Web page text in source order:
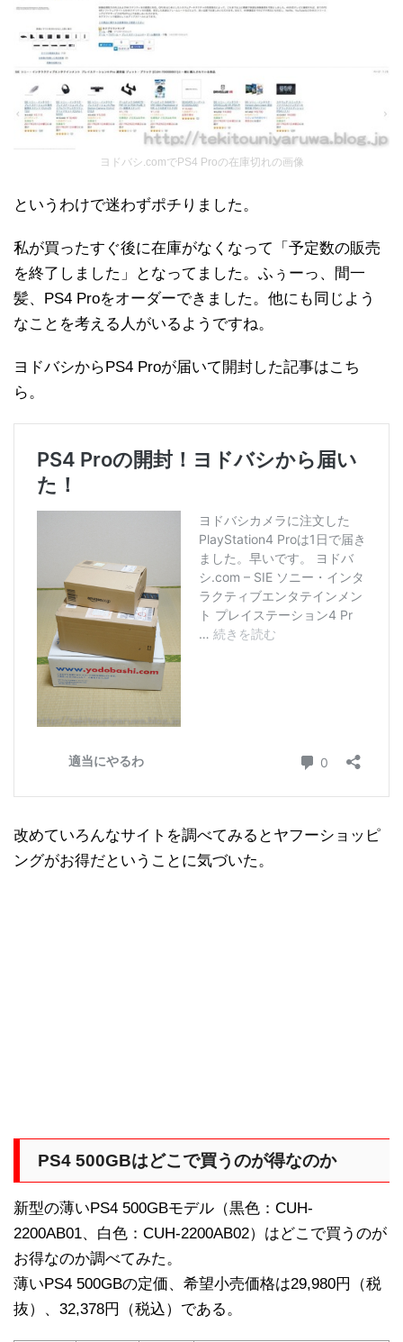
ヨドバシ.comでPS4 Proの在庫切れの画像
というわけで迷わずポチりました。
私が買ったすぐ後に在庫がなくなって「予定数の販売
を終了しました」となってました。ふぅーっ、間一
髪、PS4 Proをオーダーできました。他にも同じよう
なことを考える人がいるようですね。
ヨドバシからPS4 Proが届いて開封した記事はこち
ら。
改めていろんなサイトを調べてみるとヤフーショッピ
ングがお得だということに気づいた。
PS4 500GBはどこで買うのが得なのか
新型の薄いPS4 500GBモデル（黒色：CUH-
2200AB01、白色：CUH-2200AB02）はどこで買うのが
お得なのか調べてみた。
薄いPS4 500GBの定価、希望小売価格は29,980円（税
抜）、32,378円（税込）である。